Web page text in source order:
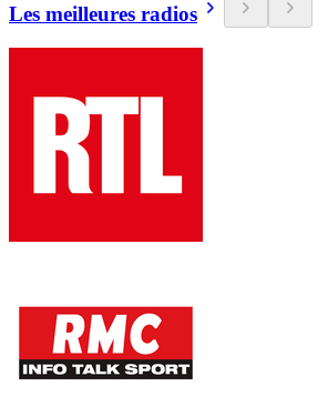
Les meilleures radios